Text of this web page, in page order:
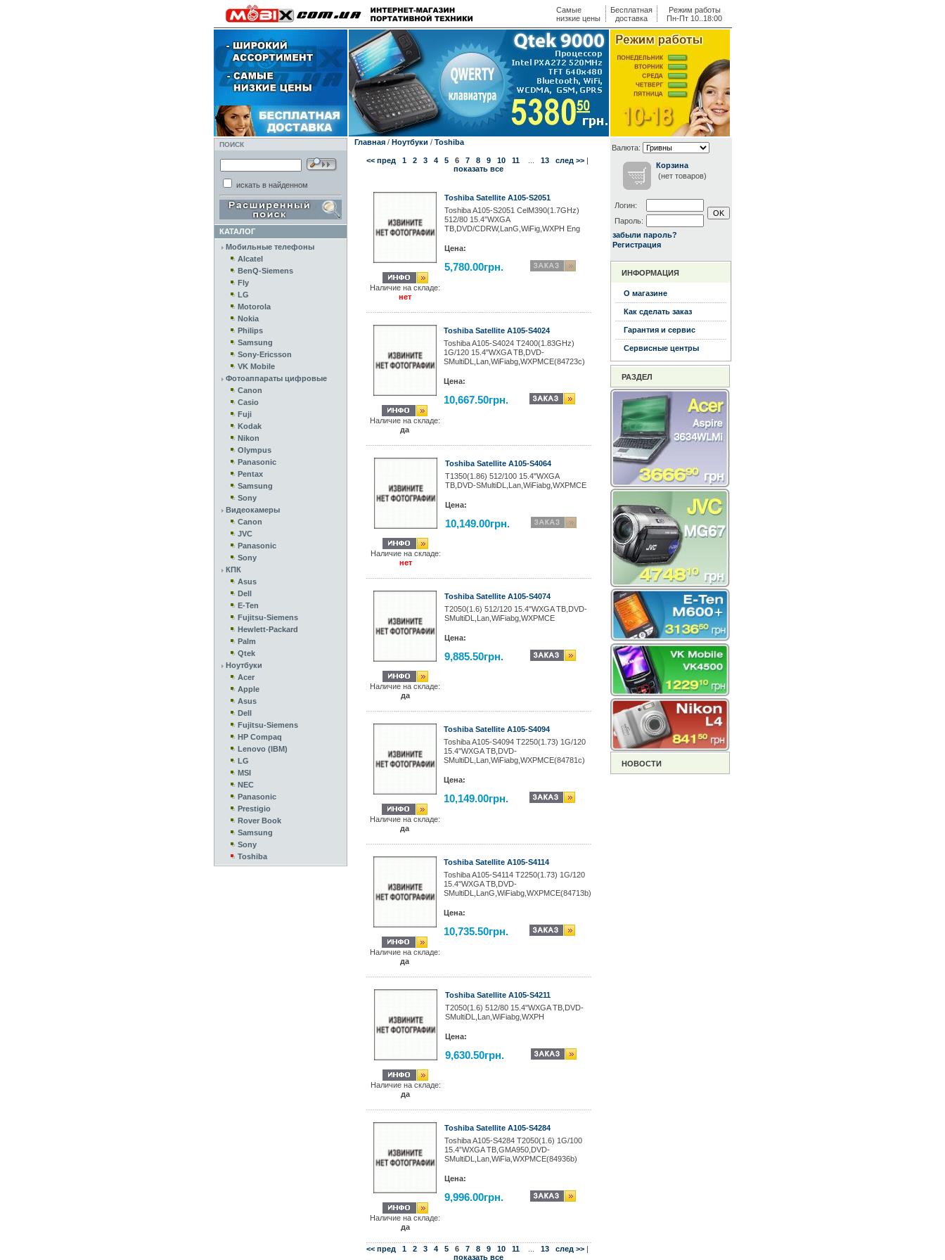
Самые
низкие цены
Бесплатная
доставка
Режим работы
Пн-Пт 10..18:00
ПОИСК
искать в найденном
КАТАЛОГ
Мобильные телефоны
Alcatel
BenQ-Siemens
Fly
LG
Motorola
Nokia
Philips
Samsung
Sony-Ericsson
VK Mobile
Фотоаппараты цифровые
Canon
Casio
Fuji
Kodak
Nikon
Olympus
Panasonic
Pentax
Samsung
Sony
Видеокамеры
Canon
JVC
Panasonic
Sony
КПК
Asus
Dell
E-Ten
Fujitsu-Siemens
Hewlett-Packard
Palm
Qtek
Ноутбуки
Acer
Apple
Asus
Dell
Fujitsu-Siemens
HP Compaq
Lenovo (IBM)
LG
MSI
NEC
Panasonic
Prestigio
Rover Book
Samsung
Sony
Toshiba
Главная/ Ноутбуки / Toshiba
<< пред 1 2 3 4 5 6 7 8 9 10 11 13 след >> |
показать все
Наличие на складе:
нет
Toshiba Satellite A105-S2051
Toshiba A105-S2051 CelM390(1.7GHz)
512/80 15.4”WXGA
TB,DVD/CDRW,LanG,WiFig,WXPH Еng
Цена:
5,780.00грн.
Наличие на складе:
да
Toshiba Satellite A105-S4024
Toshiba A105-S4024 T2400(1.83GHz)
1G/120 15.4"WXGA TB,DVD-
SMultiDL,Lan,WiFiabg,WXPMCE(84723c)
Цена:
10,667.50грн.
Наличие на складе:
нет
Toshiba Satellite A105-S4064
T1350(1.86) 512/100 15.4"WXGA
TB,DVD-SMultiDL,Lan,WiFiabg,WXPMCE
Цена:
10,149.00грн.
Наличие на складе:
да
Toshiba Satellite A105-S4074
T2050(1.6) 512/120 15.4"WXGA TB,DVD-
SMultiDL,Lan,WiFiabg,WXPMCE
Цена:
9,885.50грн.
Наличие на складе:
да
Toshiba Satellite A105-S4094
Toshiba A105-S4094 T2250(1.73) 1G/120
15.4"WXGA TB,DVD-
SMultiDL,Lan,WiFiabg,WXPMCE(84781c)
Цена:
10,149.00грн.
Наличие на складе:
да
Toshiba Satellite A105-S4114
Toshiba A105-S4114 T2250(1.73) 1G/120
15.4"WXGA TB,DVD-
SMultiDL,LanG,WiFiabg,WXPMCE(84713b)
Цена:
10,735.50грн.
Наличие на складе:
да
Toshiba Satellite A105-S4211
T2050(1.6) 512/80 15.4"WXGA TB,DVD-
SMultiDL,Lan,WiFiabg,WXPH
Цена:
9,630.50грн.
Наличие на складе:
да
Toshiba Satellite A105-S4284
Toshiba A105-S4284 T2050(1.6) 1G/100
15.4”WXGA TB,GMA950,DVD-
SMultiDL,Lan,WiFia,WXPMCE(84936b)
Цена:
9,996.00грн.
<< пред 1 2 3 4 5 6 7 8 9 10 11 13 след >> |
показать все
Валюта:
Корзина
(нет товаров)
Логин:
Пароль:
забыли пароль?
Регистрация
ИНФОРМАЦИЯ
О магазине
Как сделать заказ
Гарантия и сервис
Сервисные центры
РАЗДЕЛ
НОВОСТИ